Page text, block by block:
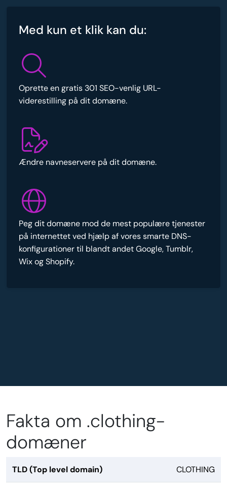
Med kun et klik kan du:
Oprette en gratis 301 SEO-venlig URL-
viderestilling på dit domæne.
Ændre navneservere på dit domæne.
Peg dit domæne mod de mest populære tjenester
på internettet ved hjælp af vores smarte DNS-
konfigurationer til blandt andet Google, Tumblr,
Wix og Shopify.
Fakta om .clothing-
domæner
TLD (Top level domain) CLOTHING